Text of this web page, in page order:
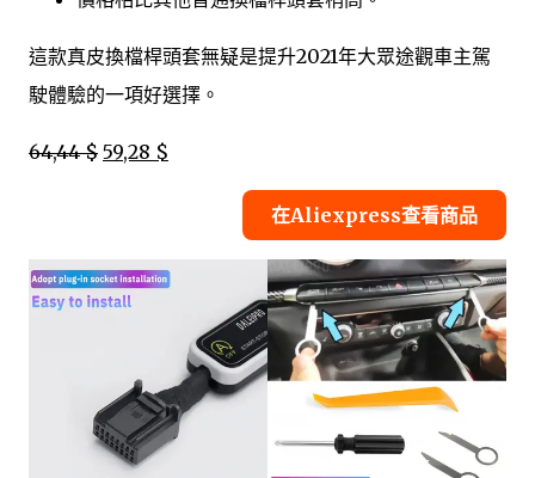
這款真皮換檔桿頭套無疑是提升2021年大眾途觀車主駕
駛體驗的一項好選擇。
64,44 $ 59,28 $
在Aliexpress查看商品